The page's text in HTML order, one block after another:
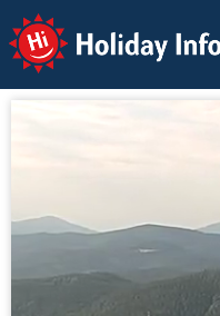
Holiday Info